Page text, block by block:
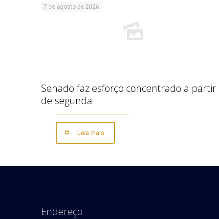
7 de agosto de 2026
Senado faz esforço concentrado a partir
de segunda
Leia mais
Endereço